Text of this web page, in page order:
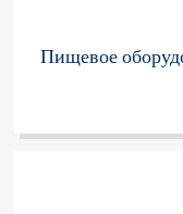
Пищевое